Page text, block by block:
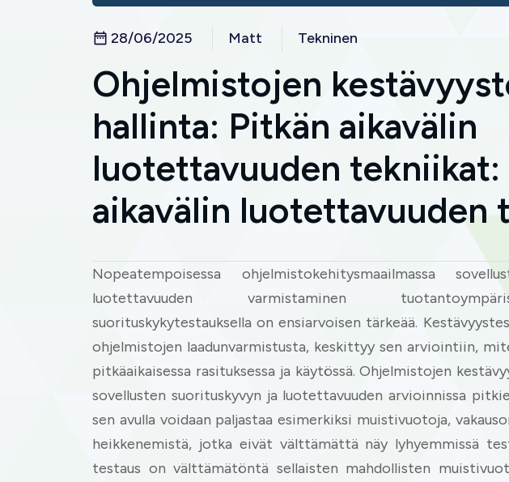
28/06/2025 Matt Tekninen
Ohjelmistojen
hallinta: Pitkän aikavälin
luotettavuuden tekniikat:
aikavälin luotettavuuden
Nopeatempoisessa ohjelmistokehitysmaailmassa
luotettavuuden varmistaminen
suorituskykytestauksella on ensiarvoisen tärkeää.
ohjelmistojen laadunvarmistusta, keskittyy sen arviointiin,
pitkäaikaisessa rasituksessa ja käytössä. Ohjelmistojen
sovellusten suorituskyvyn ja luotettavuuden arvioinnissa
sen avulla voidaan paljastaa esimerkiksi muistivuotoja,
heikkenemistä, jotka eivät välttämättä näy lyhyemmissä
testaus on välttämätöntä sellaisten mahdollisten